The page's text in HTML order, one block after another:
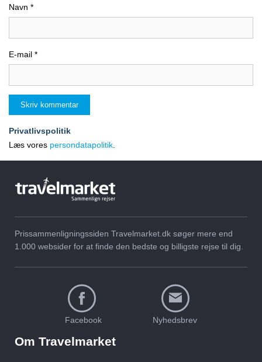
Navn *
E-mail *
Privatlivspolitik
Læs vores persondatapolitik
Prissammenligningssiden Travelmarket.dk søger mere end
1.000 websider for at finde den bedste og billigste rejse til dig.
Facebook Nyhedsbrev
Om Travelmarket